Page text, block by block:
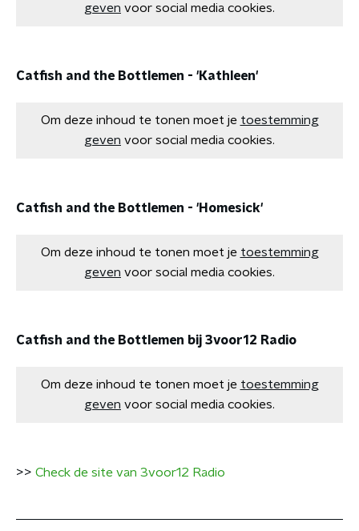
geven voor social media cookies.
Catfish and the Bottlemen - 'Kathleen'
Om deze inhoud te tonen moet je toestemming
geven voor social media cookies.
Catfish and the Bottlemen - 'Homesick'
Om deze inhoud te tonen moet je toestemming
geven voor social media cookies.
Catfish and the Bottlemen bij 3voor12 Radio
Om deze inhoud te tonen moet je toestemming
geven voor social media cookies.
>> Check de site van 3voor12 Radio